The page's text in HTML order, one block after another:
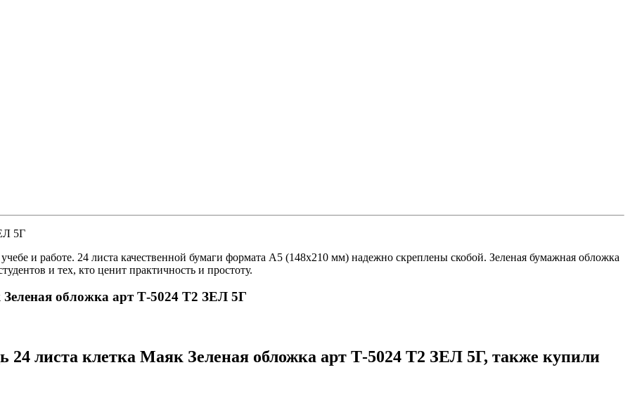
5Г
и работе. 24 листа качественной бумаги формата А5 (148x210 мм) надежно скреплены скобой. Зеленая бумажная обложка
и тех, кто ценит практичность и простоту.
обложка арт Т-5024 Т2 ЗЕЛ 5Г
24 листа клетка Маяк Зеленая обложка арт Т-5024 Т2 ЗЕЛ 5Г, также купили